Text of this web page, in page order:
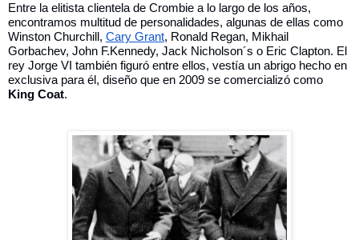
Entre la elitista clientela de Crombie a lo largo de los años,
encontramos multitud de personalidades, algunas de ellas como
Winston Churchill, Cary Grant, Ronald Regan, Mikhail
Gorbachev, John F.Kennedy, Jack Nicholson´s o Eric Clapton. El
rey Jorge VI también figuró entre ellos, vestía un abrigo hecho en
King Coat.